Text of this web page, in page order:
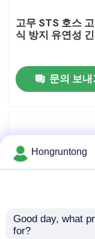
공장 투어
품질 관리
플랫폼 고무 방현
요코하마 고무
공기 고무 방현재
고무 STS 호스
식 방지 유연성
문의 보내
해양 전송 튜브 열
Hongruntong
Good day, what
for?